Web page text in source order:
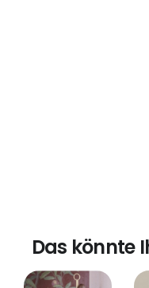
Das könnte